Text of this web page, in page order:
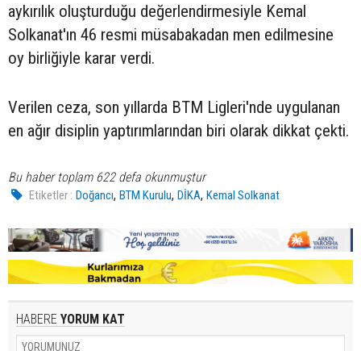
aykırılık oluşturduğu değerlendirmesiyle Kemal
Solkanat'ın 46 resmi müsabakadan men edilmesine
oy birliğiyle karar verdi.
Verilen ceza, son yıllarda BTM Ligleri'nde uygulanan
en ağır disiplin yaptırımlarından biri olarak dikkat çekti.
Bu haber toplam 622 defa okunmuştur
Etiketler : Doğancı,BTM Kurulu,DİKA,Kemal Solkanat
HABERE YORUM KAT